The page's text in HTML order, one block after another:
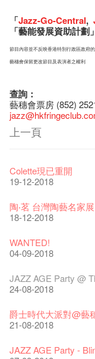
「Jazz-Go-Central,
「藝能發展資助計劃
節目內容並不反映香港特別行政區政府的
藝穗會保留更改節目及表演者之權利
查詢：
藝穗會票房 (852)
jazz
上一頁
藝穗節2026
11-12-2025
《藝穗節2025》記者
30-12-2024
藝穗會揭開新篇章
28-12-2023
藝穗會室樂系列:
04-07-2023
The Vault Cafe is
Collaboration
20-09-2022
藝穗好物
Veggie Lunch @Dairy
07-12-2020
We'll Survive!
06-08-2020
藝穗會復刻版 1983
03-08-2020
【德國原生蜂蜜 — 買
22-07-2020
玉露篇 ——【京都直
上落單】
30-06-2020
我們的辣椒小故事
17-03-2020
暫停開放至二月二日
28-01-2020
藝穗會仝人・鼠年共勉
24-01-2020
聖誕平安，新年快樂
24-12-2019
爵士樂教材套
30-11-2019
WANTED!
WANTED
23-05-2019
爵士時代II 大派對：
15-04-2019
藝穗會大樓復修工程
11-04-2019
爵士時代II 大派對：
09-04-2019
爵士時代II 大派對：塵
01-04-2019
藝穗會 x 香港法國文
Colette現已重開
19-12-2018
陶‧茗 台灣陶藝名家
18-12-2018
WANTED!
04-09-2018
JAZZ AGE Party @
24-08-2018
爵士時代大派對@藝
21-08-2018
JAZZ AGE Party -